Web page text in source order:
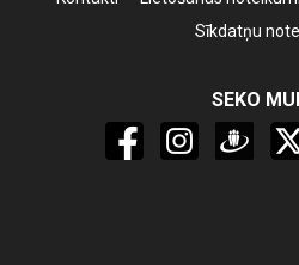
Sīkdatņu
SEKO